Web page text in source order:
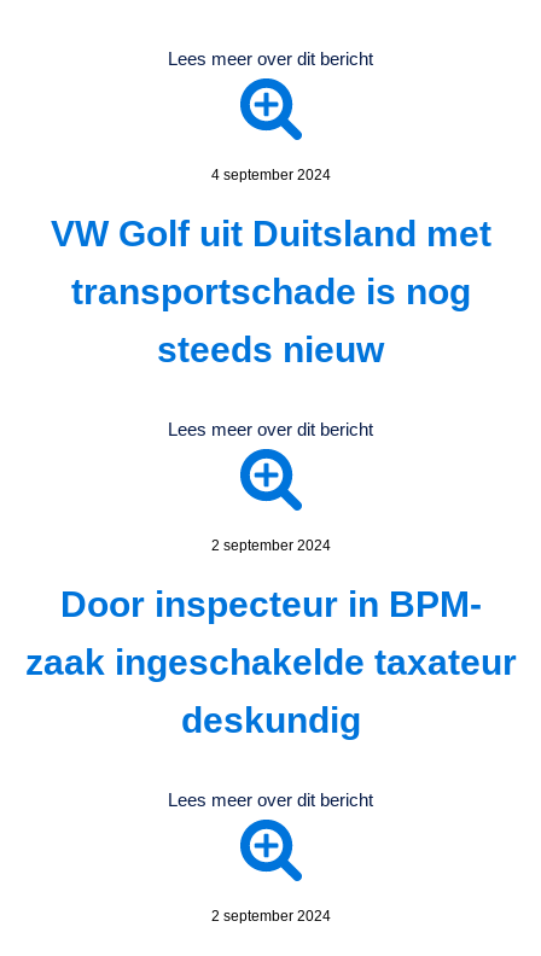
Lees meer over dit bericht
4 september 2024
VW Golf uit Duitsland met
transportschade is nog
steeds nieuw
Lees meer over dit bericht
2 september 2024
Door inspecteur in BPM-
zaak ingeschakelde taxateur
deskundig
Lees meer over dit bericht
2 september 2024